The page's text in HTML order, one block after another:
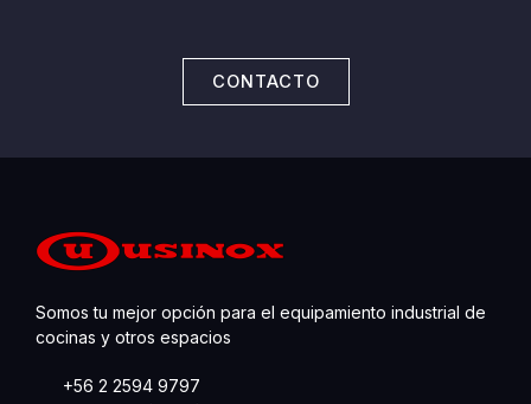
CONTACTO
Somos tu mejor opción para el equipamiento industrial de
cocinas y otros espacios
+56 2 2594 9797